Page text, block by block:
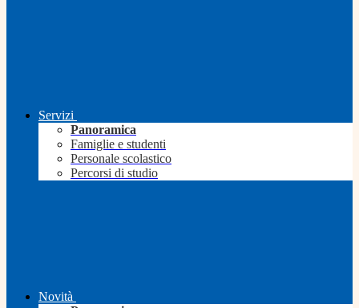
Servizi
Panoramica
Famiglie e studenti
Personale scolastico
Percorsi di studio
Novità